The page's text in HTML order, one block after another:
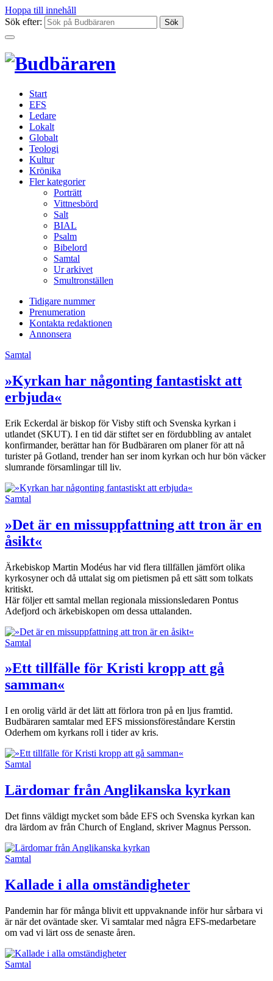
Hoppa till innehåll
Sök efter:
Start
EFS
Ledare
Lokalt
Globalt
Teologi
Kultur
Krönika
Fler kategorier
Porträtt
Vittnesbörd
Salt
BIAL
Psalm
Bibelord
Samtal
Ur arkivet
Smultronställen
Tidigare nummer
Prenumeration
Kontakta redaktionen
Annonsera
Samtal
»Kyrkan har någonting fantastiskt att
erbjuda«
Erik Eckerdal är biskop för Visby stift och Svenska kyrkan i
utlandet (SKUT). I en tid där stiftet ser en fördubbling av antalet
konfirmander, berättar han för Budbäraren om planer för att nå
turister på Gotland, trender han ser inom kyrkan och hur bön väcker
slumrande församlingar till liv.
Samtal
»Det är en missuppfattning att tron är en
åsikt«
Ärkebiskop Martin Modéus har vid flera tillfällen jämfört olika
kyrko­syner och då uttalat sig om pietismen på ett sätt som tolkats
kritiskt.
Här följer ett samtal mellan regionala missionsledaren Pontus
Adefjord och ärkebiskopen om dessa uttalanden.
Samtal
»Ett tillfälle för Kristi kropp att gå
samman«
I en orolig värld är det lätt att förlora tron på en ljus framtid.
Budbäraren samtalar med EFS missionsföreståndare Kerstin
Oderhem om kyrkans roll i tider av kris.
Samtal
Lärdomar från Anglikanska kyrkan
Det finns väldigt mycket som både EFS och Svenska kyrkan kan
dra lärdom av från Church of England, skriver Magnus Persson.
Samtal
Kallade i alla omständigheter
Pandemin har för många blivit ett uppvaknande inför hur sårbara vi
är när det oväntade sker. Vi samtalar med några EFS-medarbetare
om vad vi lärt oss de senaste åren.
Samtal